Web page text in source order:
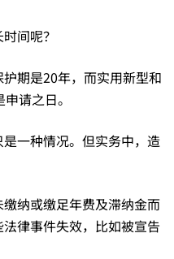
间呢？
期是20年，而实用新型和
请之日。
一种情况。但实务中，造
纳或缴足年费及滞纳金而
律事件失效，比如被宣告